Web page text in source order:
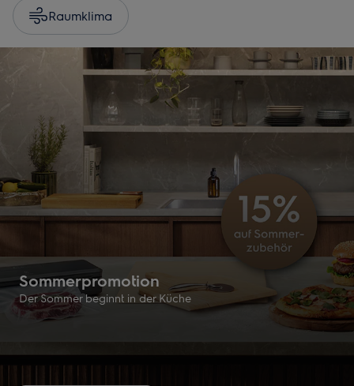
Raumklima
Sommerpromotion
Der Sommer beginnt in der Küche